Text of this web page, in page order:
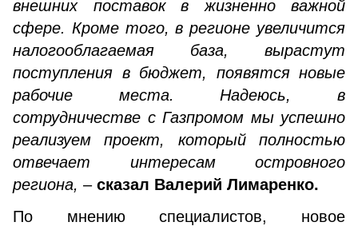
внешних поставок в жизненно важной
сфере. Кроме того, в регионе увеличится
налогооблагаемая база, вырастут
поступления в бюджет, появятся новые
рабочие места. Надеюсь, в
сотрудничестве с Газпромом мы успешно
реализуем проект, который полностью
отвечает интересам островного
региона, – сказал Валерий Лимаренко.
По мнению специалистов, новое